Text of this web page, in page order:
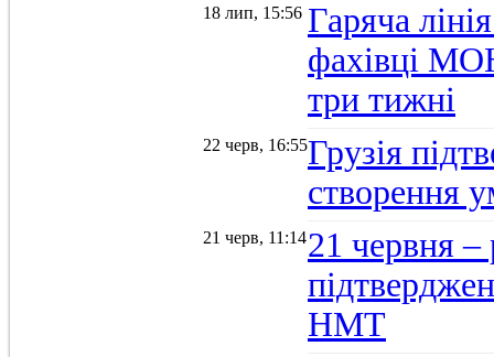
18 лип, 15:56 Гаряча
фахівці
три тижні
22 черв, 16:55Грузія
створення
21 черв, 11:1421 червня –
НМТ